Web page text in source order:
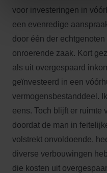
voor investeringen in
een evenredige
door één der
onroerende zaak. Kort
als uit overgespaard
geïnvesteerd in een
vermogensbestanddeel.
eens. Toch blijft er ruimte
doordat de man in
volstrekt onvoldoende,
diverse verbouwingen
die kosten uit